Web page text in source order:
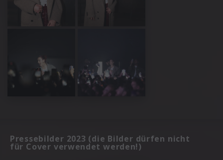
Pressebilder 2023 (die Bilder dürfen nicht
für Cover verwendet werden!)